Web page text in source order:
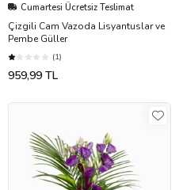
Cumartesi Ücretsiz Teslimat
Çizgili Cam Vazoda Lisyantuslar ve
Pembe Güller
(1)
959,99 TL